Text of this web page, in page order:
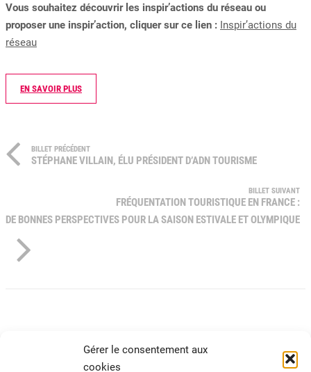
Gérer le consentement aux
cookies
Vous souhaitez découvrir les inspir’actions du réseau ou
proposer une inspir’action, cliquer sur ce lien : Inspir’actions du
réseau
EN SAVOIR PLUS
BILLET PRÉCÉDENT
STÉPHANE VILLAIN, ÉLU PRÉSIDENT D’ADN TOURISME
BILLET SUIVANT
FRÉQUENTATION TOURISTIQUE EN FRANCE :
DE BONNES PERSPECTIVES POUR LA SAISON ESTIVALE ET OLYMPIQUE